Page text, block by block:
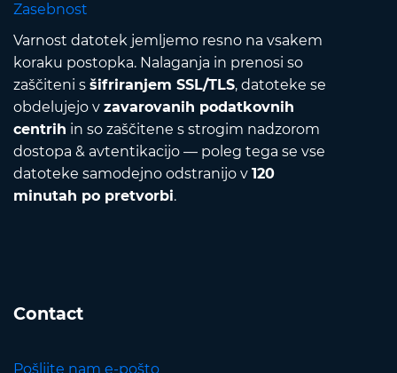
Zasebnost
Varnost datotek jemljemo resno na vsakem
koraku postopka. Nalaganja in prenosi so
zaščiteni s šifriranjem SSL/TLS, datoteke se
obdelujejo v zavarovanih podatkovnih
centrih in so zaščitene s strogim nadzorom
dostopa & avtentikacijo — poleg tega se vse
datoteke samodejno odstranijo v 120
minutah po pretvorbi.
Contact
Pošljite nam e-pošto